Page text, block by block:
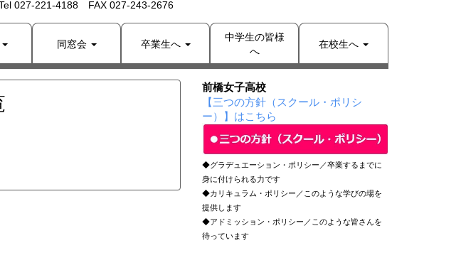
027-221-4188 FAX 027-243-2676
同窓会 卒業生へ
中学生の皆様
へ
在校生へ
前橋女子高校
【三つの方針（スクール・ポリシ
ー）】はこちら
◆グラデュエーション・ポリシー／卒業するまでに
身に付けられる力です
◆カリキュラム・ポリシー／このような学びの場を
提供します
◆アドミッション・ポリシー／このような皆さんを
待っています